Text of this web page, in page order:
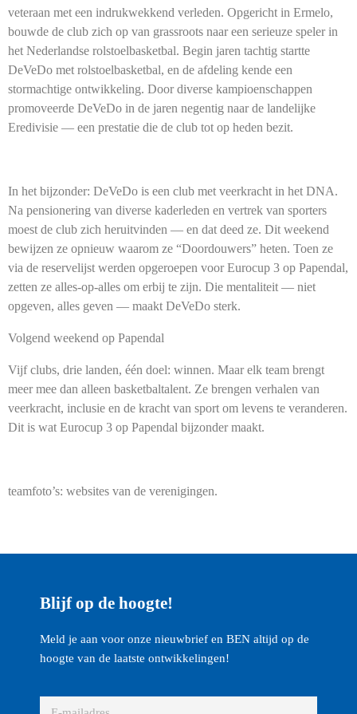
veteraan met een indrukwekkend verleden. Opgericht in Ermelo,
bouwde de club zich op van grassroots naar een serieuze speler in
het Nederlandse rolstoelbasketbal. Begin jaren tachtig startte
DeVeDo met rolstoelbasketbal, en de afdeling kende een
stormachtige ontwikkeling. Door diverse kampioenschappen
promoveerde DeVeDo in de jaren negentig naar de landelijke
Eredivisie — een prestatie die de club tot op heden bezit.
In het bijzonder: DeVeDo is een club met veerkracht in het DNA.
Na pensionering van diverse kaderleden en vertrek van sporters
moest de club zich heruitvinden — en dat deed ze. Dit weekend
bewijzen ze opnieuw waarom ze “Doordouwers” heten. Toen ze
via de reservelijst werden opgeroepen voor Eurocup 3 op Papendal,
zetten ze alles-op-alles om erbij te zijn. Die mentaliteit — niet
opgeven, alles geven — maakt DeVeDo sterk.
Volgend weekend op Papendal
Vijf clubs, drie landen, één doel: winnen. Maar elk team brengt
meer mee dan alleen basketbaltalent. Ze brengen verhalen van
veerkracht, inclusie en de kracht van sport om levens te veranderen.
Dit is wat Eurocup 3 op Papendal bijzonder maakt.
teamfoto’s: websites van de verenigingen.
Blijf op de hoogte!
Meld je aan voor onze nieuwbrief en BEN altijd op de
hoogte van de laatste ontwikkelingen!